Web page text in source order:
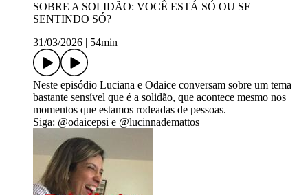
SOBRE A SOLIDÃO: VOCÊ ESTÁ SÓ OU SE
SENTINDO SÓ?
31/03/2026
54min
Neste episódio Luciana e Odaice conversam sobre um tema
bastante sensível que é a solidão, que acontece mesmo nos
momentos que estamos rodeadas de pessoas.
Siga: @odaicepsi e @lucinnademattos